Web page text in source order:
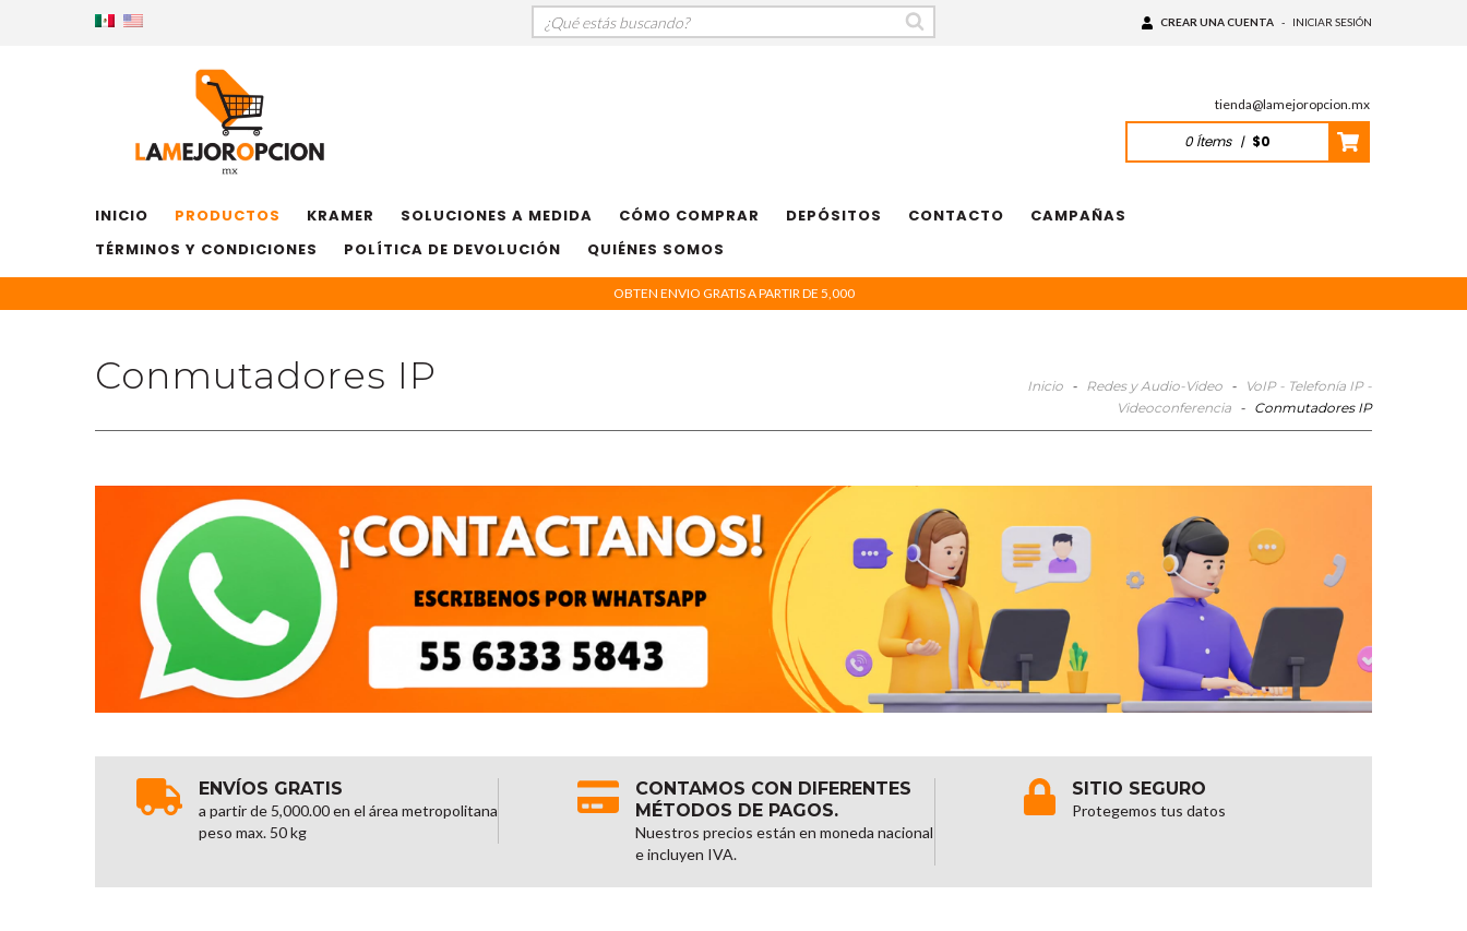
CREAR UNA CUENTA - INICIAR SESIÓN
tienda@lamejoropcion.mx
0Ítems | $0
INICIO PRODUCTOS KRAMER SOLUCIONES A MEDIDA CÓMO COMPRAR DEPÓSITOS CONTACTO
CAMPAÑAS
TÉRMINOS Y CONDICIONES
POLÍTICA DE DEVOLUCIÓN QUIÉNES SOMOS
OBTEN ENVIO GRATIS A PARTIR DE 5,000
Conmutadores IP Inicio - Redes y Audio-Video -
VoIP - Telefonía IP -
Videoconferencia - Conmutadores IP
ENVÍOS GRATIS
a partir de 5,000.00 en el área metropolitana
peso max. 50 kg
CONTAMOS CON DIFERENTES
MÉTODOS DE PAGOS.
Nuestros precios están en moneda nacional
e incluyen IVA.
SITIO SEGURO
Protegemos tus datos